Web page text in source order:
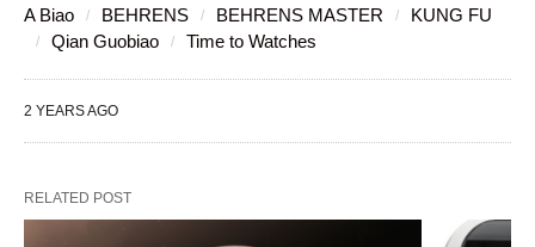
A Biao BEHRENS BEHRENS MASTER
KUNG FU
Qian Guobiao
Time to Watches
2 YEARS AGO
RELATED POST